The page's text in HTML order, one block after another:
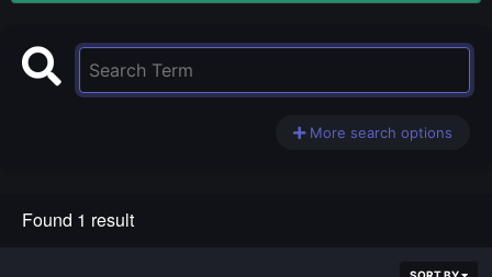
More search options
Found 1 result